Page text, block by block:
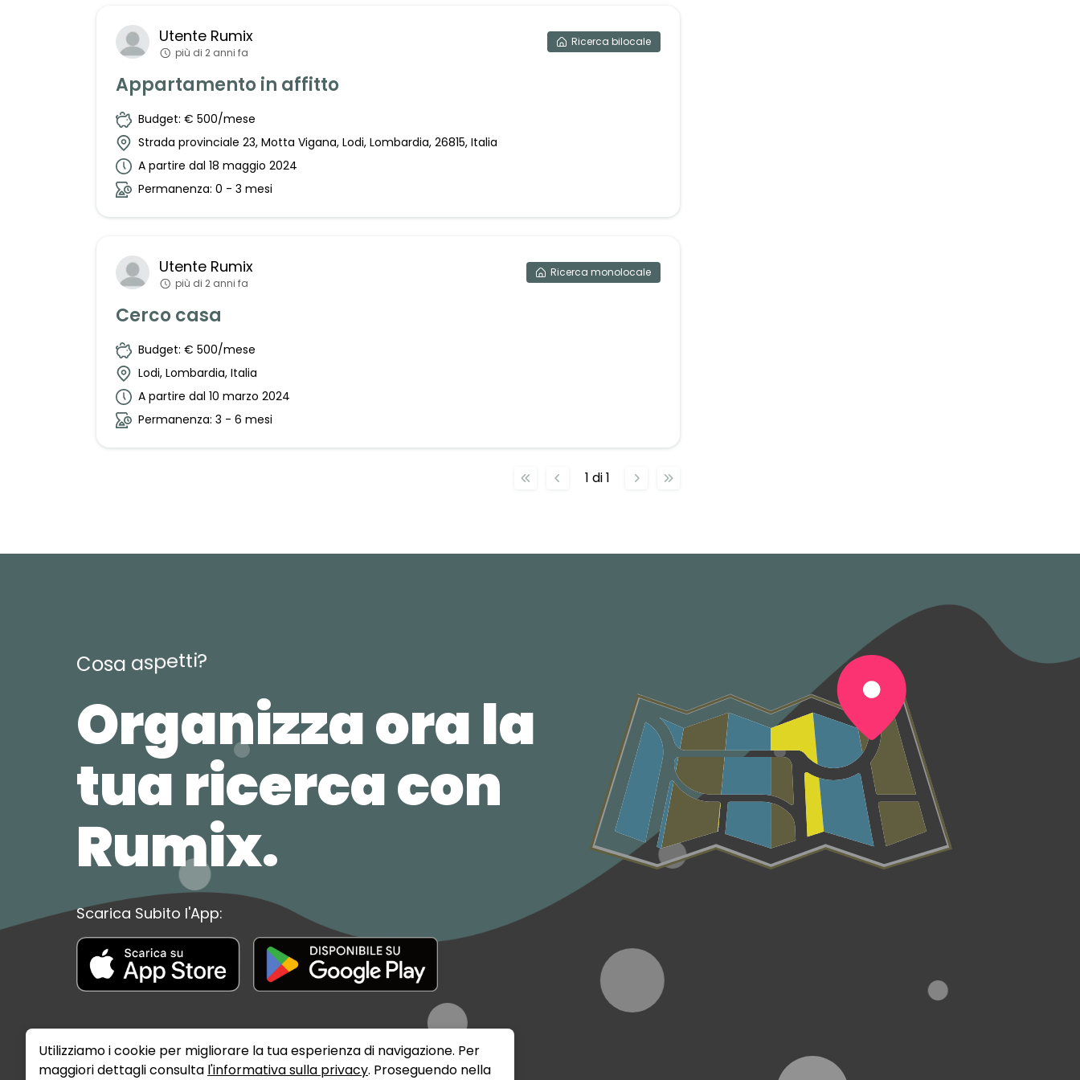
Utente Rumix
più di 2 anni fa
Ricerca bilocale
Appartamento in affitto
Budget: € 500/mese
Strada provinciale 23, Motta Vigana, Lodi, Lombardia, 26815, Italia
A partire dal 18 maggio 2024
Permanenza: 0 - 3 mesi
Utente Rumix
più di 2 anni fa
Ricerca monolocale
Cerco casa
Budget: € 500/mese
Lodi, Lombardia, Italia
A partire dal 10 marzo 2024
Permanenza: 3 - 6 mesi
1 di1
Cosa aspetti?
Organizza ora la
tua ricerca con
Rumix.
Scarica Subito l'App:
Utilizziamo i cookie per migliorare la tua esperienza di navigazione. Per
maggiori dettagli consulta l'informativa sulla privacy. Proseguendo nella